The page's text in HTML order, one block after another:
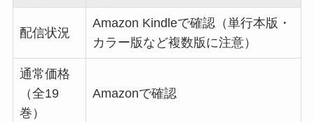
配信状況
Amazon Kindleで確認（単行本版・
カラー版など複数版に注意）
通常価格
（全19
巻）
Amazonで確認